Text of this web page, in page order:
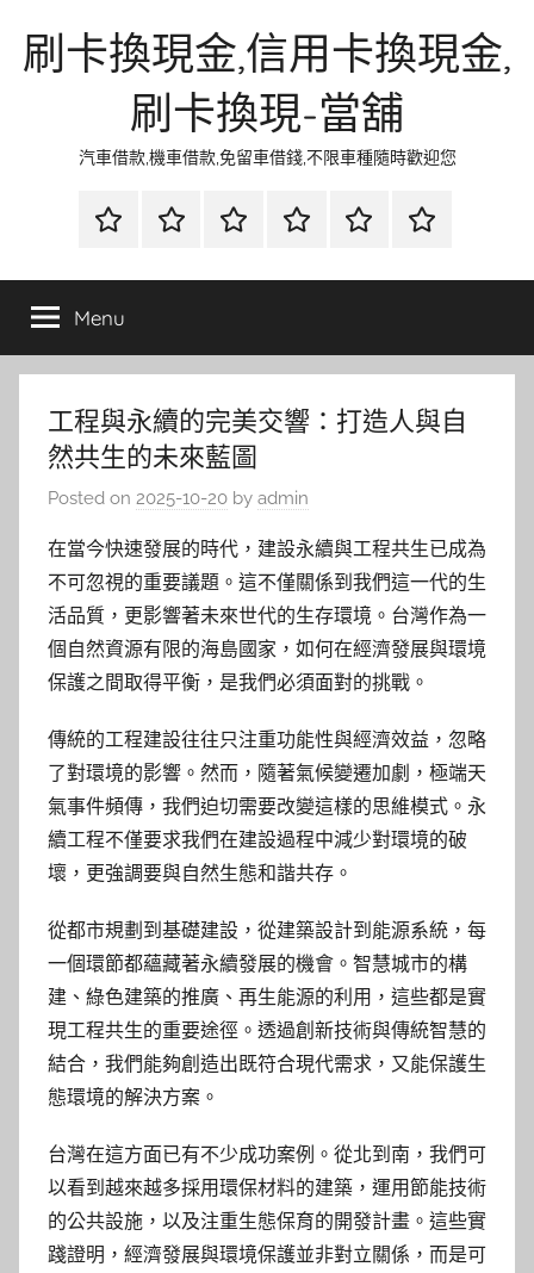
刷卡換現金,信用卡換現金,
刷卡換現-當舖
汽車借款,機車借款,免留車借錢,不限車種隨時歡迎您
首
當
金
網
資
流
時
環
清
聯
徵
Menu
工程與永續的完美交響：打造人與自
然共生的未來藍圖
Posted on 2025-10-20 by admin
在當今快速發展的時代，建設永續與工程共生已成為
不可忽視的重要議題。這不僅關係到我們這一代的生
活品質，更影響著未來世代的生存環境。台灣作為一
個自然資源有限的海島國家，如何在經濟發展與環境
保護之間取得平衡，是我們必須面對的挑戰。
傳統的工程建設往往只注重功能性與經濟效益，忽略
了對環境的影響。然而，隨著氣候變遷加劇，極端天
氣事件頻傳，我們迫切需要改變這樣的思維模式。永
續工程不僅要求我們在建設過程中減少對環境的破
壞，更強調要與自然生態和諧共存。
從都市規劃到基礎建設，從建築設計到能源系統，每
一個環節都蘊藏著永續發展的機會。智慧城市的構
建、綠色建築的推廣、再生能源的利用，這些都是實
現工程共生的重要途徑。透過創新技術與傳統智慧的
結合，我們能夠創造出既符合現代需求，又能保護生
態環境的解決方案。
台灣在這方面已有不少成功案例。從北到南，我們可
以看到越來越多採用環保材料的建築，運用節能技術
的公共設施，以及注重生態保育的開發計畫。這些實
踐證明，經濟發展與環境保護並非對立關係，而是可